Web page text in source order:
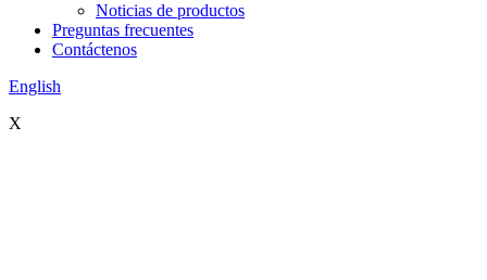
Noticias de productos
Preguntas frecuentes
Contáctenos
English
X